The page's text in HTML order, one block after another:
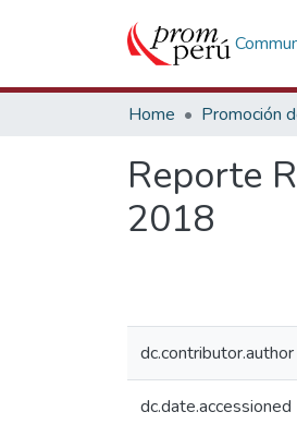
Home
Reporte
2018
dc.contributor.author
dc.date.accessioned